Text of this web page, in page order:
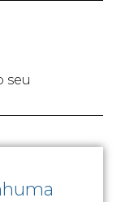
seu